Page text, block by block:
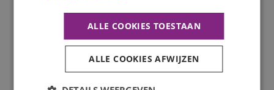
Veel mensen denken dat solliciteren tijdens de bouwvak
weinig zin heeft. Toch is juist deze periode een slim
moment om op zoek te gaan naar een nieuwe baan. In
deze blog lees je waarom.
ALLE COOKIES TOESTAAN
ALLE COOKIES AFWIJZEN